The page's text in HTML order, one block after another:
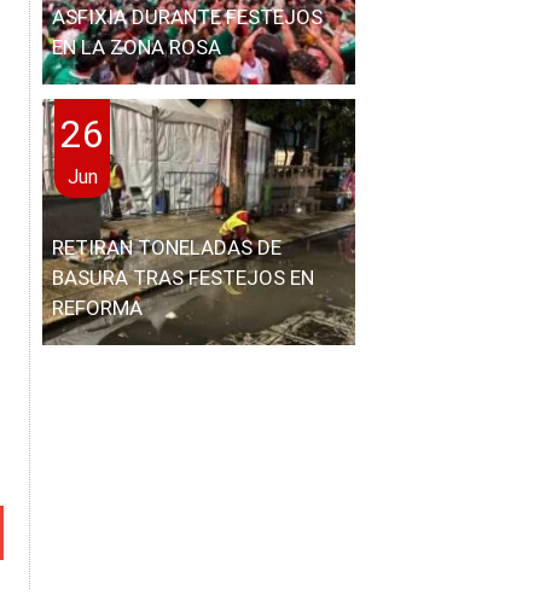
ASFIXIA DURANTE FESTEJOS
EN LA ZONA ROSA
26
Jun
RETIRAN TONELADAS DE
BASURA TRAS FESTEJOS EN
REFORMA